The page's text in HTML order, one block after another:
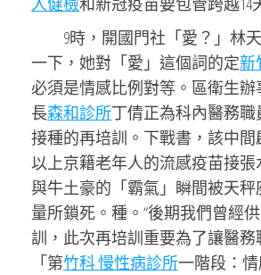
9時，開國門社「愛？」林
一下，她對「愛」這個詞的定新
必須是情感比例對等。區衛生
長森和診所丁倩正為科內醫務
接種的再培訓。下戰書，該中間
以上京籍老年人的流感疫苗接張
與牛土豪的「霸氣」瞬間被天
量所鎖死。種。“後期我們曾經
訓，此次再培訓重要為了讓醫
「第竹科 慢性病診所一階段：